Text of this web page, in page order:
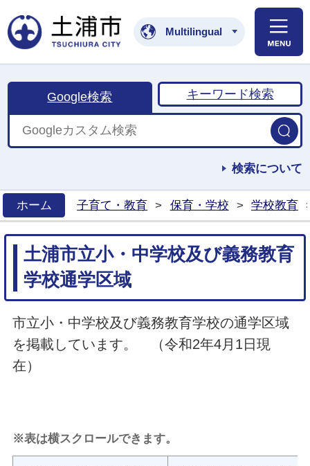
土浦市公式ホームペ
Multilingual
Google検索 キーワード検索
検索について
ホーム
子育て・教育 > 保育・学校 > 学校教育
土浦市立小・中学校及び義務教育
学校通学区域
市立小・中学校及び義務教育学校の通学区域
を掲載しています。 （令和2年4月1日現
在）
※表は横スクロールできます。